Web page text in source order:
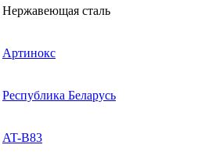
Нержавеющая сталь
Артинокс
Республика Беларусь
AT-B83